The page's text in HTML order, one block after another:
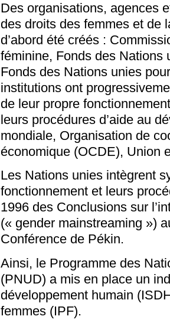
Des organisations, agences
des droits des femmes et de
d’abord été créés :
féminine, Fonds des Nations
Fonds des Nations unies
institutions ont
de leur propre
leurs procédures d’aide au
mondiale, Organisation de
économique (OCDE), Union
Les Nations unies intègrent
fonctionnement et leurs
1996 des Conclusions sur
(« gender mainstreaming »)
Conférence de Pékin.
Ainsi, le Programme des
(PNUD) a mis en place un
développement humain
femmes (IPF).